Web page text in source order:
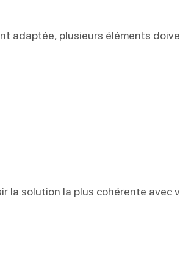
adaptée, plusieurs éléments
la solution la plus cohérente avec